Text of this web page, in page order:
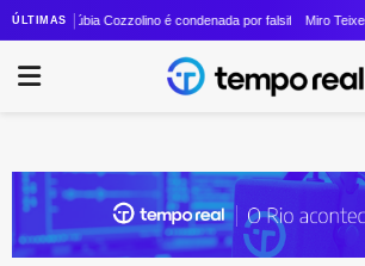
ÚLTIMAS
para mudanças: Couto esvazia cúpula da Ciência e
Núbia Cozzolino é condenada por falsificação de
Miro